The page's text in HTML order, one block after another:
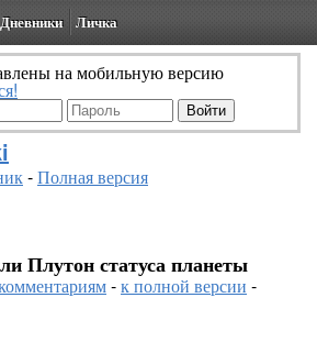
Дневники Личка
на мобильную версию
-Полная версия
Плутон статуса планеты
-к полной версии -